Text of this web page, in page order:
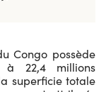
Congo possède
à 22,4 millions
superficie totale